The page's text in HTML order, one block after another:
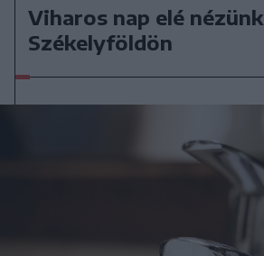
Viharos nap elé nézünk
Székelyföldön